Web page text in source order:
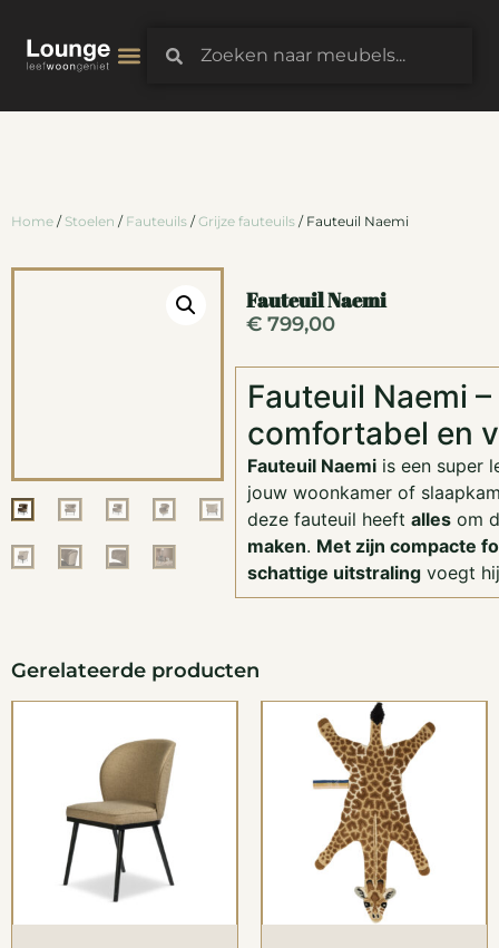
Home / Stoelen / Fauteuils /Grijze fauteuils / Fauteuil Naemi
Fauteuil Naemi
€799,00
Fauteuil Naemi
comfortabel en
Fauteuil Naemiis een super
jouw woonkamer of
deze fauteuil heeft allesom
maken. Met zijn compacte
schattige uitstralingvoegt hij
Gerelateerde producten